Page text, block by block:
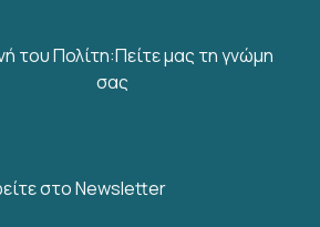
του Πολίτη:Πείτε μας τη γνώμη
σας
στο Newsletter